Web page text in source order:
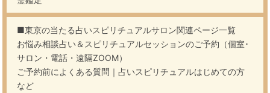
■東京の当たる占いスピリチュアルサロン関連ページ一覧
お悩み相談占い＆スピリチュアルセッションのご予約（個室･
サロン・電話・遠隔ZOOM）
ご予約前によくある質問｜占いスピリチュアルはじめての方
など